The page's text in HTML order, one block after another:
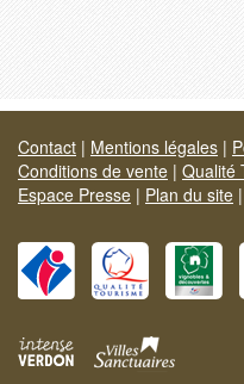
Contact | Mentions légales |
Conditions de vente | Qualité
Espace Presse | Plan du site |